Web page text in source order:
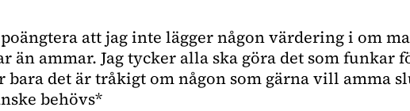
att jag inte lägger någon värdering i om
än ammar. Jag tycker alla ska göra det som funkar
bara det är tråkigt om någon som gärna vill amma
behövs*